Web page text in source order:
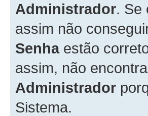
Administrador. Se
assim não
Senhaestão
assim, não
Administrador
Sistema.